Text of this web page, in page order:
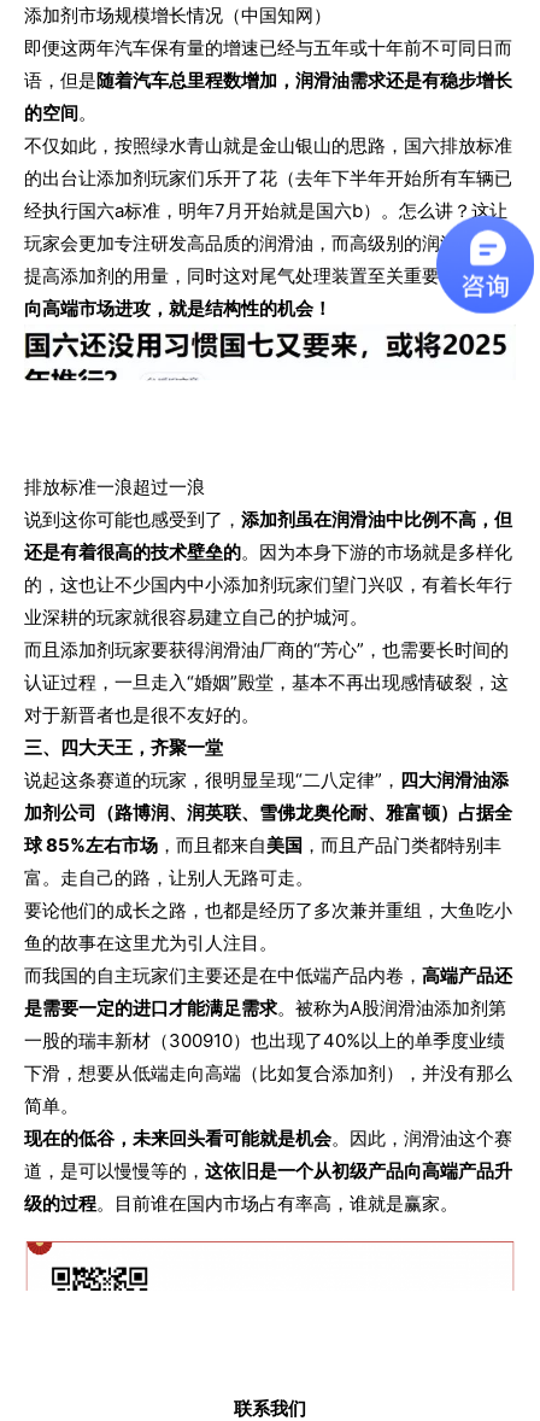
添加剂市场规模增长情况（中国知网）
即便这两年汽车保有量的增速已经与五年或十年前不可同日而
语，但是随着汽车总里程数增加，润滑油需求还是有稳步增长
的空间。
不仅如此，按照绿水青山就是金山银山的思路，国六排放标准
的出台让添加剂玩家们乐开了花（去年下半年开始所有车辆已
经执行国六a标准，明年7月开始就是国六b）。怎么讲？这让
玩家会更加专注研发高品质的润滑油，而高级别的润滑油又会
提高添加剂的用量，同时这对尾气处理装置至关重要。
向高端市场进攻，就是结构性的机会！
排放标准一浪超过一浪
说到这你可能也感受到了， 添加剂虽在润滑油中比例不高，但
还是有着很高的技术壁垒的。因为本身下游的市场就是多样化
的，这也让不少国内中小添加剂玩家们望门兴叹，有着长年行
业深耕的玩家就很容易建立自己的护城河。
而且添加剂玩家要获得润滑油厂商的“芳心”，也需要长时间的
认证过程，一旦走入“婚姻”殿堂，基本不再出现感情破裂，这
对于新晋者也是很不友好的。
三、四大天王，齐聚一堂
说起这条赛道的玩家，很明显呈现“二八定律”， 四大润滑油添
加剂公司（路博润、润英联、雪佛龙奥伦耐、雅富顿）占据全
球 85%左右市场 ，而且都来自美国 ，而且产品门类都特别丰
富。走自己的路，让别人无路可走。
要论他们的成长之路，也都是经历了多次兼并重组，大鱼吃小
鱼的故事在这里尤为引人注目。
而我国的自主玩家们主要还是在中低端产品内卷， 高端产品还
是需要一定的进口才能满足需求。被称为A股润滑油添加剂第
一股的瑞丰新材（300910）也出现了40%以上的单季度业绩
下滑，想要从低端走向高端（比如复合添加剂），并没有那么
简单。
现在的低谷，未来回头看可能就是机会。因此，润滑油这个赛
道，是可以慢慢等的， 这依旧是一个从初级产品向高端产品升
级的过程。目前谁在国内市场占有率高，谁就是赢家。
联系我们